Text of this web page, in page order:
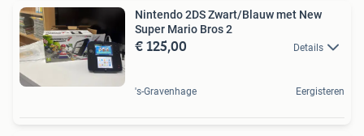
Nintendo 2DS Zwart/Blauw met New
Super Mario Bros 2
€ 125,00 Details
's-Gravenhage Eergisteren